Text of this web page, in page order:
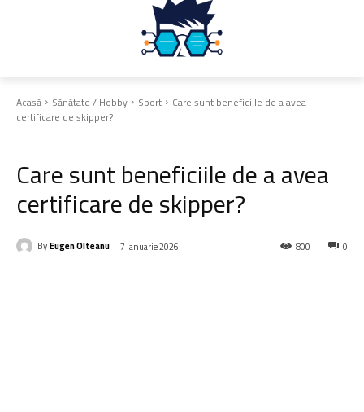
Acasă Sănătate / Hobby Sport Care sunt beneficiile de a avea
certificare de skipper?
Care sunt beneficiile de a avea
certificare de skipper?
ByEugen Olteanu 7 ianuarie 2026 0
800